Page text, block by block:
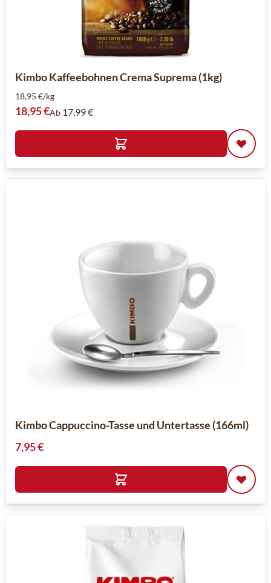
Kimbo Kaffeebohnen Crema Suprema (1kg)
18,95 €/kg
18,95 €Ab 17,99 €
Kimbo Cappuccino-Tasse und Untertasse (166ml)
7,95 €